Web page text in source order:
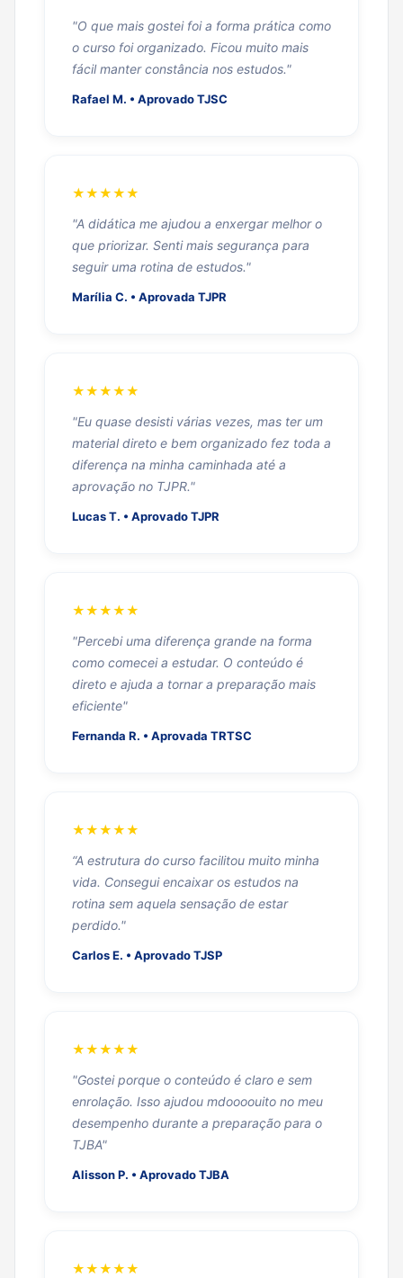
"O que mais gostei foi a forma prática como
o curso foi organizado. Ficou muito mais
fácil manter constância nos estudos."
Rafael M. • Aprovado TJSC
★★★★★
"A didática me ajudou a enxergar melhor o
que priorizar. Senti mais segurança para
seguir uma rotina de estudos."
Marília C. • Aprovada TJPR
★★★★★
"Eu quase desisti várias vezes, mas ter um
material direto e bem organizado fez toda a
diferença na minha caminhada até a
aprovação no TJPR."
Lucas T. • Aprovado TJPR
★★★★★
"Percebi uma diferença grande na forma
como comecei a estudar. O conteúdo é
direto e ajuda a tornar a preparação mais
eficiente"
Fernanda R. • Aprovada TRTSC
★★★★★
“A estrutura do curso facilitou muito minha
vida. Consegui encaixar os estudos na
rotina sem aquela sensação de estar
perdido."
Carlos E. • Aprovado TJSP
★★★★★
"Gostei porque o conteúdo é claro e sem
enrolação. Isso ajudou mdoooouito no meu
desempenho durante a preparação para o
TJBA"
Alisson P. • Aprovado TJBA
★★★★★